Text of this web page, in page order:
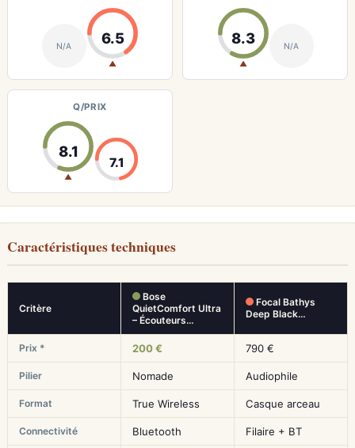
N/A 6.5
▲
8.3
▲
N/A
Q/PRIX
8.1
▲
7.1
Caractéristiques techniques
Critère
Bose
QuietComfort Ultra
– Écouteurs…
Focal Bathys
Deep Black…
Prix * 200 € 790 €
Pilier Nomade Audiophile
Format True Wireless Casque arceau
Connectivité Bluetooth Filaire + BT